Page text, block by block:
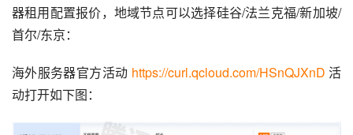
器租用配置报价，地域节点可以选择硅谷/法兰克福/新加坡/
首尔/东京：
海外服务器官方活动 https://curl.qcloud.com/HSnQJXnD 活
动打开如下图：